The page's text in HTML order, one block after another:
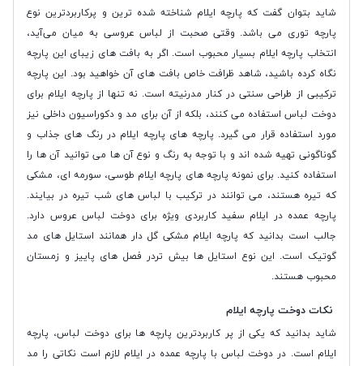
شاید بتوان گفت که پارچه ایلام شناخته شده ترین و پرکاربردترین نوع
پارچه توری می باشد. وقتی صحبت از لباس عروسی به میان می‌آید،
انتخاب پارچه ایلام بسیار محبوب است. اگر به بافت های زیبای این پارچه
نگاه کرده باشید، شاهد ظرافت خاص بافت های آن خواهید بود. این پارچه
ترکیبی از طراحی سنتی در کنار مدرنیته است. نه تنها از پارچه ایلام برای
دوخت لباس استفاده می کنند، بلکه از آن برای مد و دکوراسیون داخلی نیز
مورد استفاده قرار می گیرد. پارچه های پارچه ایلام در رنگ های جذاب و
گوناگونی تهیه شده اند و با توجه به رنگ و نوع آن ها می توانید آن ها را
استفاده کنید. برای نمونه پارچه های پارچه ایلام طوسی، سورمه ای، مشکی
که تیره هستند، می توانند در ترکیب با لباس های شب تیره در بیایند.
پارچه عمده در ایلام سفید کاربردی ویژه برای دوخت لباس عروس دارد.
جالب است بدانید که پارچه ایلام مشکی گل دار همانند استایل های مد
گوتیک است. این نوع استایل ها بیش تردر فصل های پاییز و زمستان
محبوب هستند.
نکات دوخت پارچه ایلام
شاید بدانید که یکی از پر کاربردترین پارچه ها برای دوخت لباس، پارچه
ایلام است. در دوخت لباس با پارچه عمده در ایلام لازم است نکاتی را مد